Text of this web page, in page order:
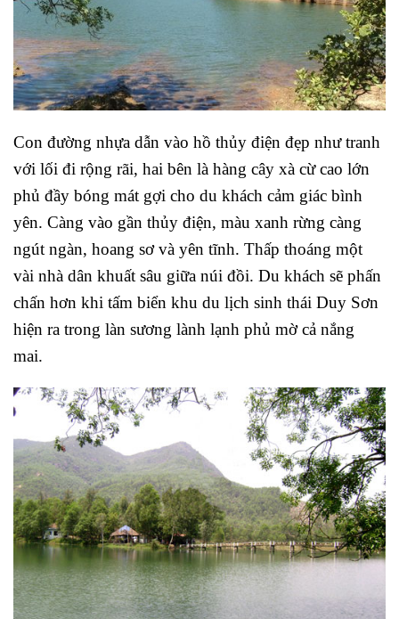
Con đường nhựa dẫn vào hồ thủy điện đẹp như tranh
với lối đi rộng rãi, hai bên là hàng cây xà cừ cao lớn
phủ đầy bóng mát gợi cho du khách cảm giác bình
yên. Càng vào gần thủy điện, màu xanh rừng càng
ngút ngàn, hoang sơ và yên tĩnh. Thấp thoáng một
vài nhà dân khuất sâu giữa núi đồi. Du khách sẽ phấn
chấn hơn khi tấm biển khu du lịch sinh thái Duy Sơn
hiện ra trong làn sương lành lạnh phủ mờ cả nắng
mai.